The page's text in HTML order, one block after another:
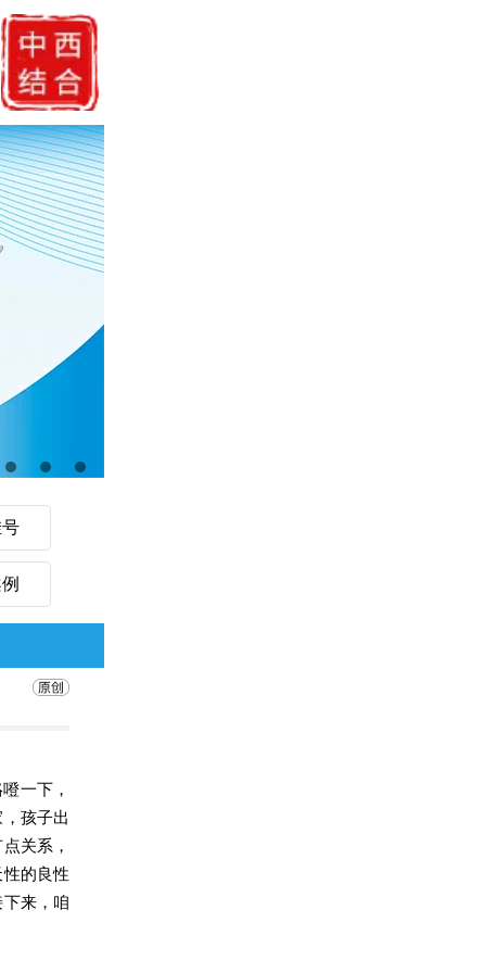
一下，
孩子出
关系，
的良性
来，咱